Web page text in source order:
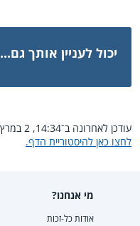
יכול לעניין אותך גם...
עודכן לאחרונה ב־14:34, 2 במרץ 2025.
לחצו כאן להיסטוריית הדף.
מי אנחנו?
אודות כל-זכות